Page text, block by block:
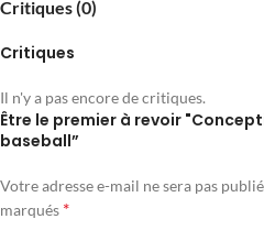
Critiques (0)
Critiques
Il n'y a pas encore de critiques.
Être le premier à revoir
baseball”
Votre adresse e-mail ne sera pas
marqués *